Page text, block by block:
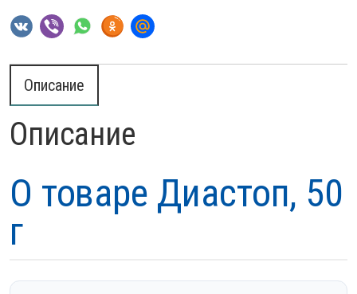
Описание
Описание
О товаре Диастоп, 50
г